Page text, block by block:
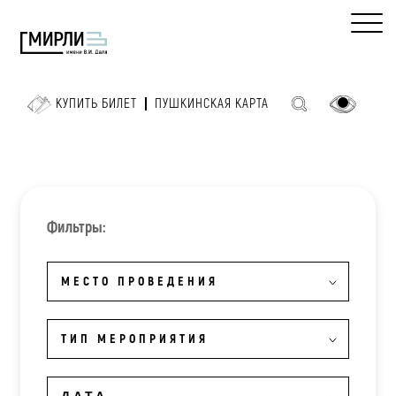
КУПИТЬ БИЛЕТ ПУШКИНСКАЯ КАРТА
Фильтры:
МЕСТО ПРОВЕДЕНИЯ
ТИП МЕРОПРИЯТИЯ